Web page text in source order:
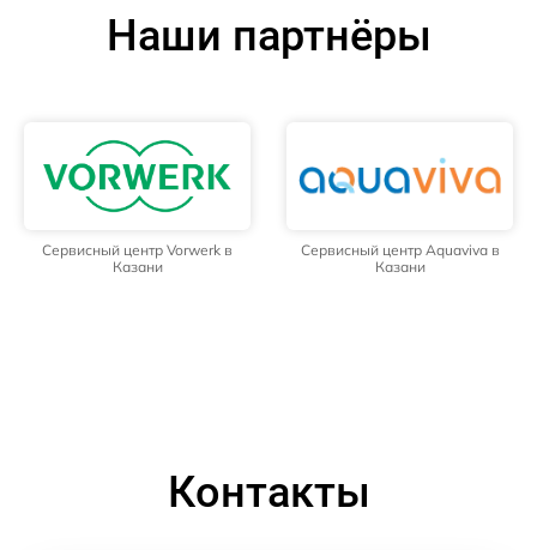
Наши партнёры
Сервисный центр Vorwerk в
Казани
Сервисный центр Aquaviva в
Казани
Контакты